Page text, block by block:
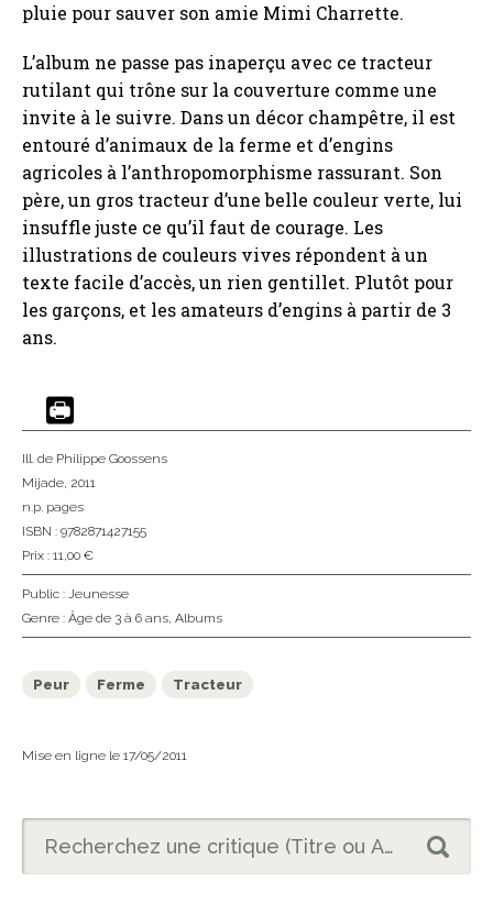
pluie pour sauver son amie Mimi Charrette.
L’album ne passe pas inaperçu avec ce tracteur
rutilant qui trône sur la couverture comme une
invite à le suivre. Dans un décor champêtre, il est
entouré d’animaux de la ferme et d’engins
agricoles à l’anthropomorphisme rassurant. Son
père, un gros tracteur d’une belle couleur verte, lui
insuffle juste ce qu’il faut de courage. Les
illustrations de couleurs vives répondent à un
texte facile d’accès, un rien gentillet. Plutôt pour
les garçons, et les amateurs d’engins à partir de 3
ans.
Ill. de Philippe Goossens
Mijade, 2011
n.p. pages
ISBN : 9782871427155
Prix : 11,00 €
Public : Jeunesse
Genre : Âge de 3 à 6 ans, Albums
Peur Ferme Tracteur
Mise en ligne le 17/05/2011